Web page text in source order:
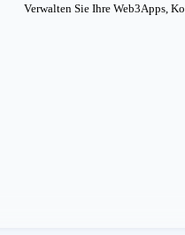
Verwalten Sie Ihre Web3Apps,